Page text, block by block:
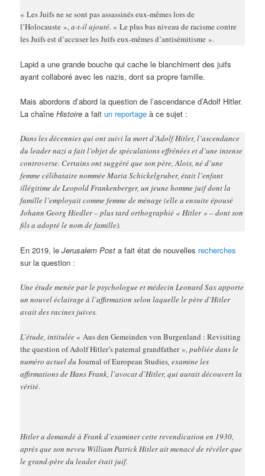
« Les Juifs ne se sont pas assassinés eux-mêmes lors de
l’Holocauste »,a-t-il ajouté. « Le plus bas niveau de racisme contre
les Juifs est d’accuser les Juifs eux-mêmes d’antisémitisme ».
Lapid a une grande bouche qui cache le blanchiment des juifs
ayant collaboré avec les nazis, dont sa propre famille.
Mais abordons d’abord la question de l’ascendance d’Adolf Hitler.
La chaîneHistoire a faitun reportage à ce sujet :
Dans les décennies qui ont suivi la mort d’Adolf Hitler, l’ascendance
du leader nazi a fait l’objet de spéculations effrénées et d’une intense
controverse. Certains ont suggéré que son père, Alois, né d’une
femme célibataire nommée Maria Schickelgruber, était l’enfant
illégitime de Leopold Frankenberger, un jeune homme juif dont la
famille l’employait comme femme de ménage (elle a ensuite épousé
Johann Georg Hiedler – plus tard orthographié « Hitler » – dont son
fils a adopté le nom de famille).
En 2019, leJerusalem Post a fait état de nouvelles recherches
sur la question :
Une étude menée par le psychologue et médecin Leonard Sax apporte
un nouvel éclairage à l’affirmation selon laquelle le père d’Hitler
avait des racines juives.
L’étude, intitulée « Aus den Gemeinden von Burgenland : Revisiting
the question of Adolf Hitler’s paternal grandfather », publiée dans le
numéro actuel duJournal of European Studies, examine les
affirmations de Hans Frank, l’avocat d’Hitler, qui aurait découvert la
vérité.
Hitler a demandé à Frank d’examiner cette revendication en 1930,
après que son neveu William Patrick Hitler ait menacé de révéler que
le grand-père du leader était juif.